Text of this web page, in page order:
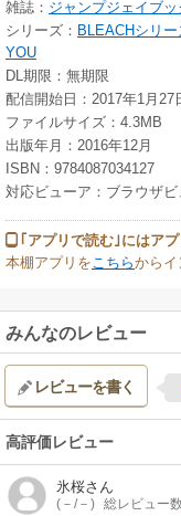
雑誌： ジャンプジェイブ
シリーズ： BLEACHシリー
YOU
DL期限：無期限
配信開始日：2017年1月27
ファイルサイズ：4.3MB
出版年月：2016年12月
ISBN：9784087034127
対応ビューア：ブラウザ
｢アプリで読む｣にはア
本棚アプリをこちらからイ
みんなのレビュー
レビューを書く
高評価レビュー
氷桜さん
(－/－) 総レビュー